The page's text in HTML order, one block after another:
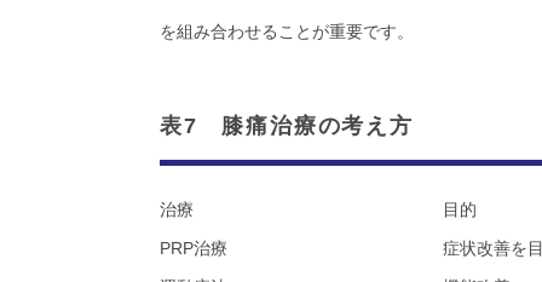
を組み合わせることが重要です。
表7 膝痛治療の考え方
治療
目的
PRP治療
症状改善を